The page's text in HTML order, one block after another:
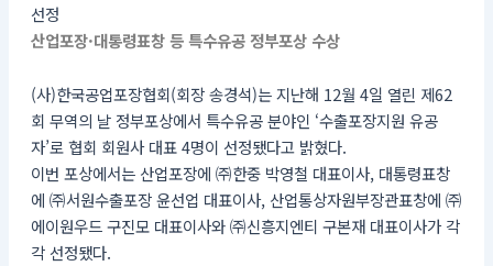
선정
산업포장·대통령표창 등 특수유공 정부포상 수상
(사)한국공업포장협회(회장 송경석)는 지난해 12월 4일 열린 제62
회 무역의 날 정부포상에서 특수유공 분야인 ‘수출포장지원 유공
자’로 협회 회원사 대표 4명이 선정됐다고 밝혔다.
이번 포상에서는 산업포장에 ㈜한중 박영철 대표이사, 대통령표창
에 ㈜서원수출포장 윤선업 대표이사, 산업통상자원부장관표창에 ㈜
에이원우드 구진모 대표이사와 ㈜신흥지엔티 구본재 대표이사가 각
각 선정됐다.